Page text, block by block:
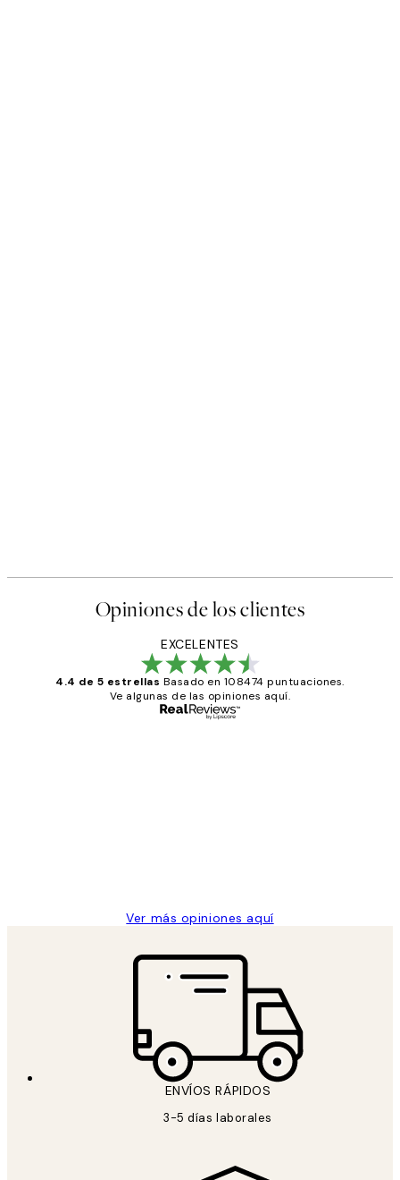
Opiniones de los clientes
EXCELENTES
4.4 de 5 estrellas Basado en 108474 puntuaciones.
Ve algunas de las opiniones aquí.
Ver más opiniones aquí
ENVÍOS RÁPIDOS
3-5 días laborales